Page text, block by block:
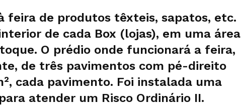
feira de produtos têxteis, sapatos, etc.
de cada Box (lojas), em uma área
O prédio onde funcionará a feira,
de três pavimentos com pé-direito
cada pavimento. Foi instalada uma
atender um Risco Ordinário II.